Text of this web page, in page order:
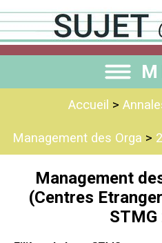
Accueil >
Management des Orga >
Management
(Centres